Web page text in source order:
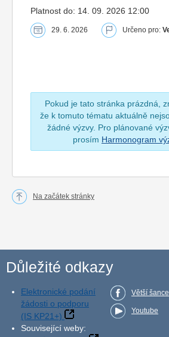
Platnost do: 14. 09. 2026 12:00
29. 6. 2026 Určeno pro:
Pokud je tato stránka prázdná,
že k tomuto tématu aktuálně
žádné výzvy. Pro plánované
prosím Harmonogram
Na začátek stránky
Důležité odkazy
Elektronické podání
žádosti o podporu
(IS KP21+)
Související weby:
Větší šance
Youtube